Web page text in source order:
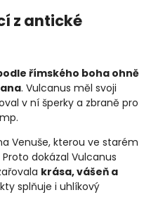
z antické
římského boha ohně
. Vulcanus měl svoji
v ní šperky a zbraně pro
Venuše, kterou ve starém
dokázal Vulcanus
krása, vášeň a
splňuje i uhlíkový